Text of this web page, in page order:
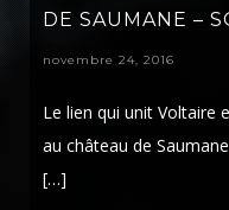
DE SAUMANE –
novembre 24, 2016
Le lien qui unit Voltaire
au château de
[…]